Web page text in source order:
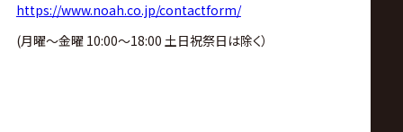
https://www.noah.co.jp/contactform/
(月曜〜金曜 10:00〜18:00 土日祝祭日は除く）